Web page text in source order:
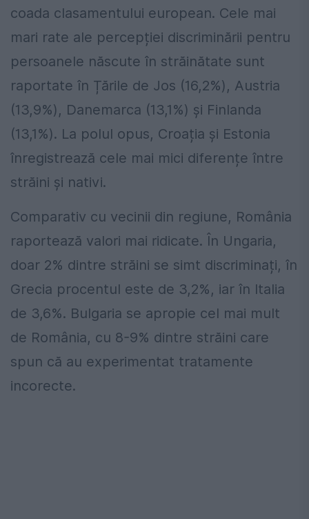
coada clasamentului european. Cele mai
mari rate ale percepției discriminării pentru
persoanele născute în străinătate sunt
raportate în Țările de Jos (16,2%), Austria
(13,9%), Danemarca (13,1%) și Finlanda
(13,1%). La polul opus, Croația și Estonia
înregistrează cele mai mici diferențe între
străini și nativi.
Comparativ cu vecinii din regiune, România
raportează valori mai ridicate. În Ungaria,
doar 2% dintre străini se simt discriminați, în
Grecia procentul este de 3,2%, iar în Italia
de 3,6%. Bulgaria se apropie cel mai mult
de România, cu 8-9% dintre străini care
spun că au experimentat tratamente
incorecte.